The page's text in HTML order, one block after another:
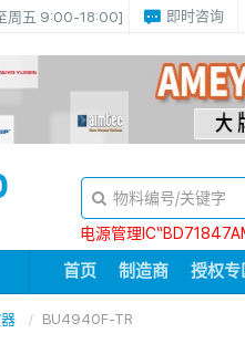
周五 9:00-18:00] 即时咨询
电源管理
首页 制造商 授权专
BU4940F-TR